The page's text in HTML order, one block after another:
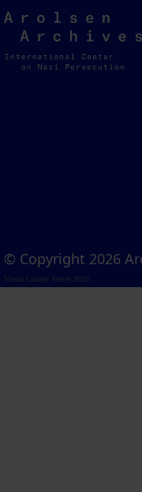
Arolsen
Archives
© Copyright 2026
Visual Library Server 2026